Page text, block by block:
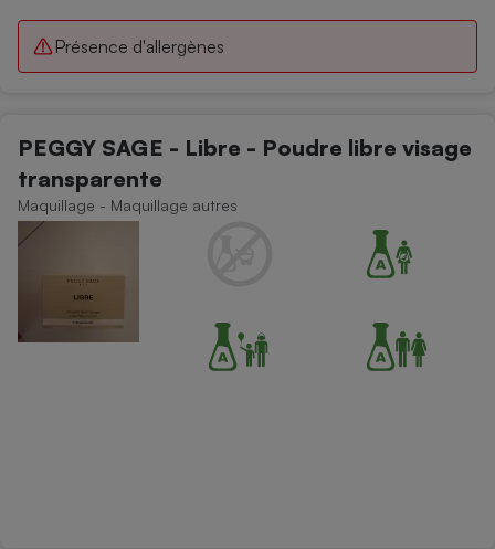
Présence d'allergènes
PEGGY SAGE - Libre - Poudre libre visage
transparente
Maquillage - Maquillage autres